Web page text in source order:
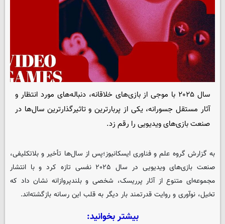
سال ۲۰۲۵ با موجی از بازی‌های خلاقانه، دنباله‌های مورد انتظار و
آثار مستقل جسورانه، یکی از پربارترین و تاثیرگذارترین سال‌ها در
صنعت بازی‌های ویدیویی را رقم زد.
به گزارش گروه علم و فناوریایسکانیوز؛پس از سال‌ها تأخیر و بلاتکلیفی،
صنعت بازی‌های ویدیویی در سال ۲۰۲۵ نفسی تازه کرد و با انتشار
مجموعه‌ای متنوع از آثار پرریسک، شخصی و بلندپروازانه نشان داد که
تخیل، نوآوری و روایت قدرتمند بار دیگر به قلب این رسانه بازگشته‌اند.
بیشتر بخوانید: